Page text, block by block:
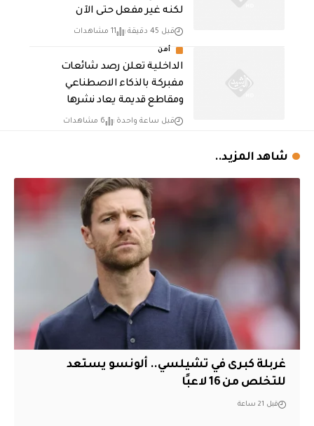
لكنه غير مفعل حتى الآن
قبل 45 دقيقة 11 مشاهدات
أمن
الداخلية تعلن رصد شائعات
مفبركة بالذكاء الاصطناعي
ومقاطع قديمة يعاد نشرها
قبل ساعة واحدة 6 مشاهدات
شاهد المزيد..
غربلة كبرى في تشيلسي.. ألونسو يستعد
للتخلص من 16 لاعبًا
قبل 21 ساعة